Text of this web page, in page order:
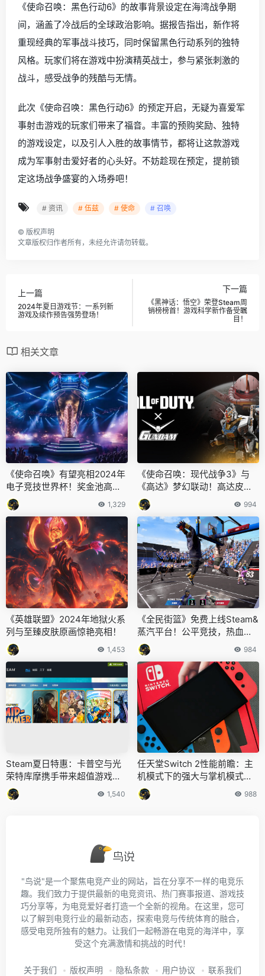
《使命召唤：黑色行动6》的故事背景设定在海湾战争期
间，涵盖了冷战后的全球政治影响。据报告指出，新作将
重现经典的军事战斗技巧，同时保留黑色行动系列的独特
风格。玩家们将在游戏中扮演精英战士，参与紧张刺激的
战斗，感受战争的残酷与无情。
此次《使命召唤：黑色行动6》的预定开启，无疑为喜爱军
事射击游戏的玩家们带来了福音。丰富的预购奖励、独特
的游戏设定，以及引人入胜的故事情节，都将让这款游戏
成为军事射击爱好者的心头好。不妨趁现在预定，提前锁
定这场战争盛宴的入场券吧！
# 资讯 # 伍兹 # 使命 # 召唤
© 版权声明
文章版权归作者所有，未经允许请勿转载。
上一篇
2024年夏日游戏节：一系列新
游戏及续作预告强势登场！
下一篇
《黑神话：悟空》荣登Steam周
销榜榜首！游戏科学新作备受瞩
目！
相关文章
《使命召唤》有望亮相2024年
电子竞技世界杯！奖金池高达3
00万美元！
1,329
《使命召唤：现代战争3》与
《高达》梦幻联动！高达皮肤
震撼来袭！
994
《英雄联盟》2024年地狱火系
列与至臻皮肤原画惊艳亮相！
1,453
《全民街篮》免费上线Steam&
蒸汽平台！公平竞技，热血篮
球！
984
Steam夏日特惠：卡普空与光
荣特库摩携手带来超值游戏盛
宴
1,540
任天堂Switch 2性能前瞻：主
机模式下的强大与掌机模式的
舒适
988
"鸟说"是一个聚焦电竞产业的网站，旨在分享不一样的电竞乐
趣。我们致力于提供最新的电竞资讯、热门赛事报道、游戏技
巧分享等，为电竞爱好者打造一个全新的视角。在这里，您可
以了解到电竞行业的最新动态，探索电竞与传统体育的融合，
感受电竞所独有的魅力。让我们一起畅游在电竞的海洋中，享
受这个充满激情和挑战的时代！
关于我们 版权声明 隐私条款 用户协议 联系我们